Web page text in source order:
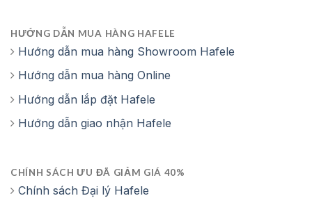
HƯỚNG DẪN MUA HÀNG HAFELE
Hướng dẫn mua hàng Showroom Hafele
Hướng dẫn mua hàng Online
Hướng dẫn lắp đặt Hafele
Hướng dẫn giao nhận Hafele
CHÍNH SÁCH ƯU ĐÃ GIẢM GIÁ 40%
Chính sách Đại lý Hafele